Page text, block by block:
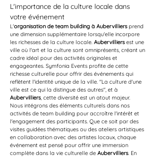
L'importance de la culture locale dans
votre événement
L'organisation de team building à Aubervilliers prend
une dimension supplémentaire lorsqu'elle incorpore
les richesses de la culture locale. Aubervilliers est une
ville où l'art et la culture sont omniprésents, créant un
cadre idéal pour des activités originales et
engageantes. Symfonia Events profite de cette
richesse culturelle pour offrir des événements qui
reflètent l'identité unique de la ville. "La culture d'une
ville est ce qui la distingue des autres", et à
Aubervilliers, cette diversité est un atout majeur.
Nous intégrons des éléments culturels dans nos
activités de team building pour accroître l'intérêt et
l'engagement des participants. Que ce soit par des
visites guidées thématiques ou des ateliers artistiques
en collaboration avec des artistes locaux, chaque
événement est pensé pour offrir une immersion
complète dans la vie culturelle de Aubervilliers. En